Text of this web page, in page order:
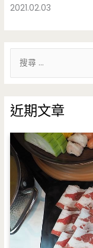
2021.02.03
鍵
字
:
近期文章